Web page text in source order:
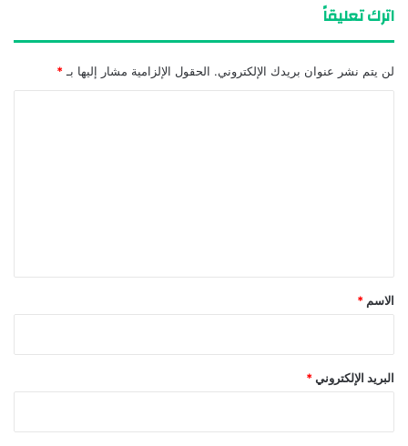
اترك تعليقاً
لن يتم نشر عنوان بريدك الإلكتروني. الحقول الإلزامية مشار إليها بـ *
*
الاسم *
البريد الإلكتروني *